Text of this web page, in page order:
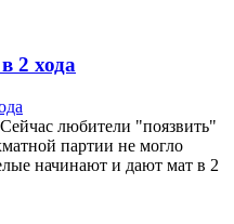
2 хода
любители "поязвить"
партии не могло
начинают и дают мат в 2